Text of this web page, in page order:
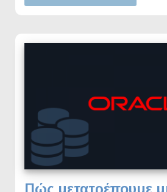
Πώς μετατρέπουμε